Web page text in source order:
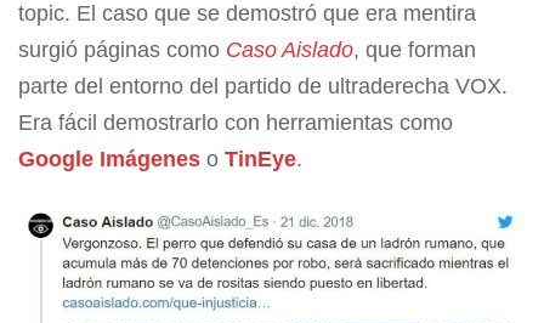
topic. El caso que se demostró que era mentira
surgió páginas como Caso Aislado, que forman
parte del entorno del partido de ultraderecha VOX.
Era fácil demostrarlo con herramientas como
Google Imágenes o TinEye.